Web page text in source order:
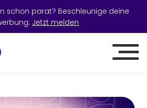
schon parat? Beschleunige deine
Jetzt melden